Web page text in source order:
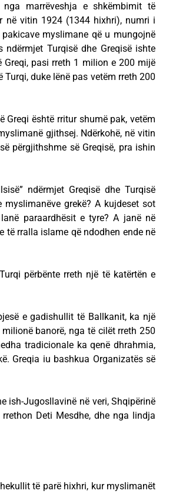
marrëveshja e shkëmbimit të
në vitin 1924 (1344 hixhri), numri i
myslimane që u mungojnë
Turqisë dhe Greqisë ishte
pasi rreth 1 milion e 200 mijë
duke lënë pas vetëm rreth 200
Greqi është rritur shumë pak, vetëm
gjithsej. Ndërkohë, në vitin
përgjithshme së Greqisë, pra ishin
ndërmjet Greqisë dhe Turqisë
grekë? A kujdeset sot
paraardhësit e tyre? A janë në
të rralla islame që ndodhen ende në
përbënte rreth një të katërtën e
e gadishullit të Ballkanit, ka një
banorë, nga të cilët rreth 250
tradicionale ka qenë dhrahmia,
Greqia iu bashkua Organizatës së
ish-Jugosllavinë në veri, Shqipërinë
Deti Mesdhe, dhe nga lindja
të parë hixhri, kur myslimanët